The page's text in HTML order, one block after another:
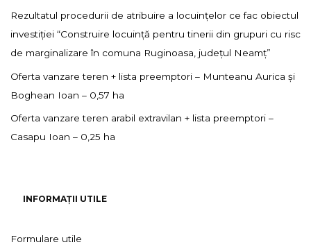
Rezultatul procedurii de atribuire a locuințelor ce fac obiectul
investiției “Construire locuință pentru tinerii din grupuri cu risc
de marginalizare în comuna Ruginoasa, județul Neamț”
Oferta vanzare teren + lista preemptori – Munteanu Aurica și
Boghean Ioan – 0,57 ha
Oferta vanzare teren arabil extravilan + lista preemptori –
Casapu Ioan – 0,25 ha
INFORMAȚII UTILE
Formulare utile